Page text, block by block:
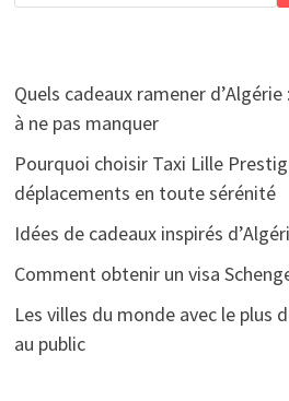
Quels cadeaux ramener
à ne pas manquer
Pourquoi choisir Taxi Lille
déplacements en toute sérénité
Idées de cadeaux inspirés
Comment obtenir un visa
Les villes du monde avec le plus
au public